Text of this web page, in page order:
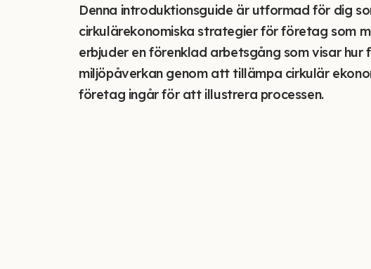
Denna introduktionsguide är utformad för dig
cirkulärekonomiska strategier för företag som
erbjuder en förenklad arbetsgång som visar hur
miljöpåverkan genom att tillämpa cirkulär
företag ingår för att illustrera processen.